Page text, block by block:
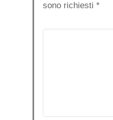
sono richiesti *